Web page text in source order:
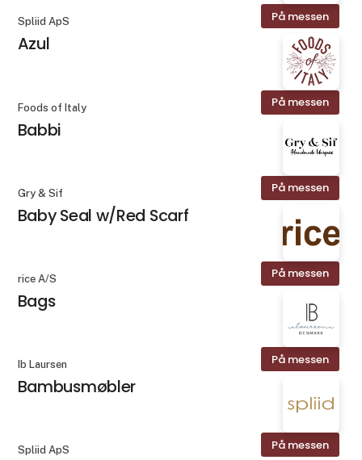
På messen
Spliid ApS
Azul
På messen
Foods of Italy
Babbi
På messen
Gry & Sif
Baby Seal w/Red Scarf
På messen
rice A/S
Bags
På messen
Ib Laursen
Bambusmøbler
På messen
Spliid ApS